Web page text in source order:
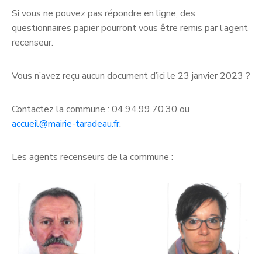
Si vous ne pouvez pas répondre en ligne, des
questionnaires papier pourront vous être remis par l’agent
recenseur.
Vous n’avez reçu aucun document d’ici le 23 janvier 2023 ?
Contactez la commune : 04.94.99.70.30 ou
accueil@mairie-taradeau.fr.
Les agents recenseurs de la commune :